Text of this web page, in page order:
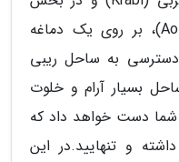
جنوبی ساحل آئو نانگ (Ao Nang)، بر روی یک دماغه
دسترسی به ساحل ریبی
بسیار آرام و خلوت
دست خواهد داد که
و تنهایید.در این